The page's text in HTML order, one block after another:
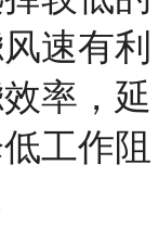
速有利
率，延
工作阻